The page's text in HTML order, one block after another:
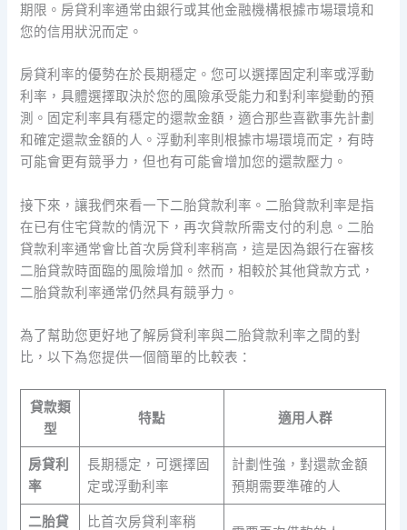
期限。房貸利率通常由銀行或其他金融機構根據市場環境和
您的信用狀況而定。
房貸利率的優勢在於長期穩定。您可以選擇固定利率或浮動
利率，具體選擇取決於您的風險承受能力和對利率變動的預
測。固定利率具有穩定的還款金額，適合那些喜歡事先計劃
和確定還款金額的人。浮動利率則根據市場環境而定，有時
可能會更有競爭力，但也有可能會增加您的還款壓力。
接下來，讓我們來看一下二胎貸款利率。二胎貸款利率是指
在已有住宅貸款的情況下，再次貸款所需支付的利息。二胎
貸款利率通常會比首次房貸利率稍高，這是因為銀行在審核
二胎貸款時面臨的風險增加。然而，相較於其他貸款方式，
二胎貸款利率通常仍然具有競爭力。
為了幫助您更好地了解房貸利率與二胎貸款利率之間的對
比，以下為您提供一個簡單的比較表：
貸款類
型
特點 適用人群
房貸利
率
長期穩定，可選擇固
定或浮動利率
計劃性強，對還款金額
預期需要準確的人
二胎貸 比首次房貸利率稍